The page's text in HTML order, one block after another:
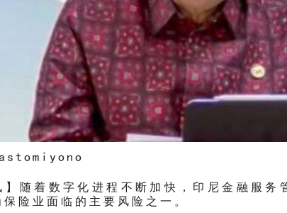
】随着数字化进程不断加快，印尼金融服
险业面临的主要风险之一。